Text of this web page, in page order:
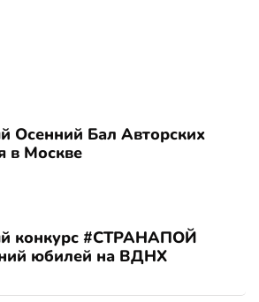
Осенний Бал Авторских
в Москве
конкурс #СТРАНАПОЙ
юбилей на ВДНХ